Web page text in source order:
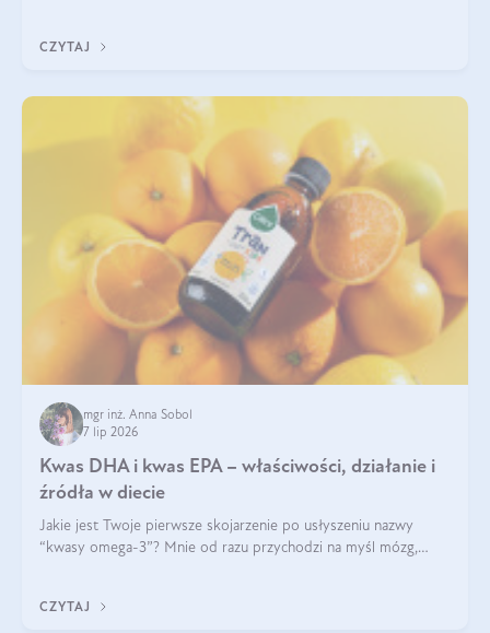
CZYTAJ
mgr inż. Anna Sobol
7 lip 2026
Kwas DHA i kwas EPA – właściwości, działanie i
źródła w diecie
Jakie jest Twoje pierwsze skojarzenie po usłyszeniu nazwy
“kwasy omega-3”? Mnie od razu przychodzi na myśl mózg,
EPA.
CZYTAJ